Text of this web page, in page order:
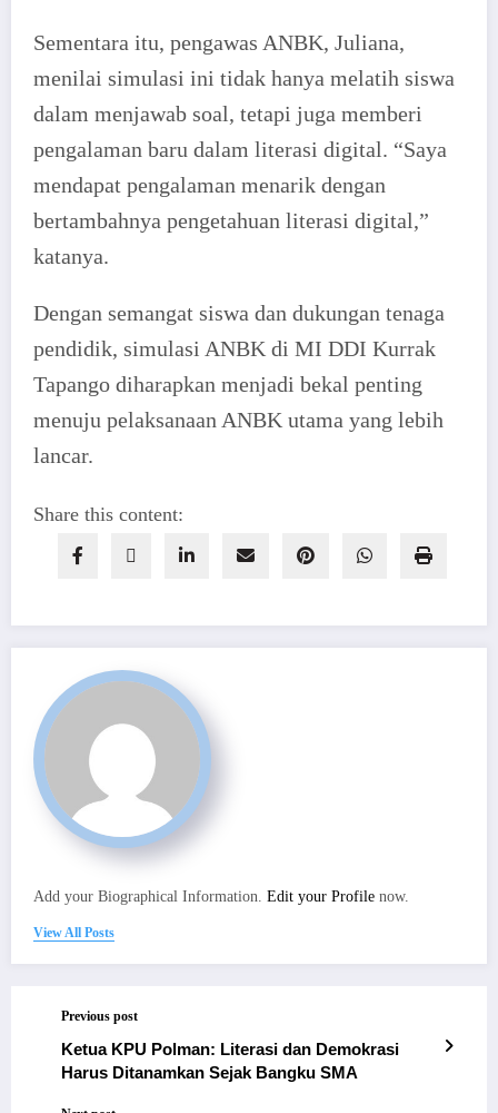
Sementara itu, pengawas ANBK, Juliana,
menilai simulasi ini tidak hanya melatih siswa
dalam menjawab soal, tetapi juga memberi
pengalaman baru dalam literasi digital. “Saya
mendapat pengalaman menarik dengan
bertambahnya pengetahuan literasi digital,”
katanya.
Dengan semangat siswa dan dukungan tenaga
pendidik, simulasi ANBK di MI DDI Kurrak
Tapango diharapkan menjadi bekal penting
menuju pelaksanaan ANBK utama yang lebih
lancar.
Share this content:
Add your Biographical Information. Edit your Profile now.
View All Posts
Previous post
Ketua KPU Polman: Literasi dan Demokrasi
Harus Ditanamkan Sejak Bangku SMA